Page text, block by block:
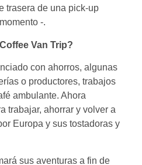
trasera de una pick-up
-.
Van Trip?
con ahorros, algunas
o productores, trabajos
ambulante. Ahora
trabajar, ahorrar y volver a
Europa y sus tostadoras y
sus aventuras a fin de